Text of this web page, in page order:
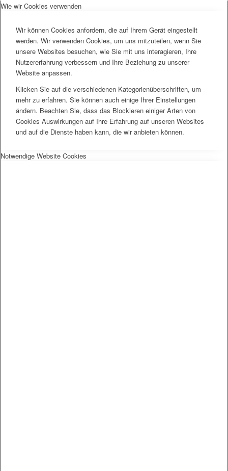
Wie wir Cookies verwenden
Wir können Cookies anfordern, die auf Ihrem Gerät eingestellt
werden. Wir verwenden Cookies, um uns mitzuteilen, wenn Sie
unsere Websites besuchen, wie Sie mit uns interagieren, Ihre
Nutzererfahrung verbessern und Ihre Beziehung zu unserer
Website anpassen.
Klicken Sie auf die verschiedenen Kategorienüberschriften, um
mehr zu erfahren. Sie können auch einige Ihrer Einstellungen
ändern. Beachten Sie, dass das Blockieren einiger Arten von
Cookies Auswirkungen auf Ihre Erfahrung auf unseren Websites
und auf die Dienste haben kann, die wir anbieten können.
Notwendige Website Cookies